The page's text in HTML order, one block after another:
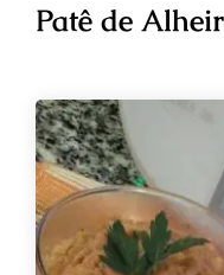
Patê de